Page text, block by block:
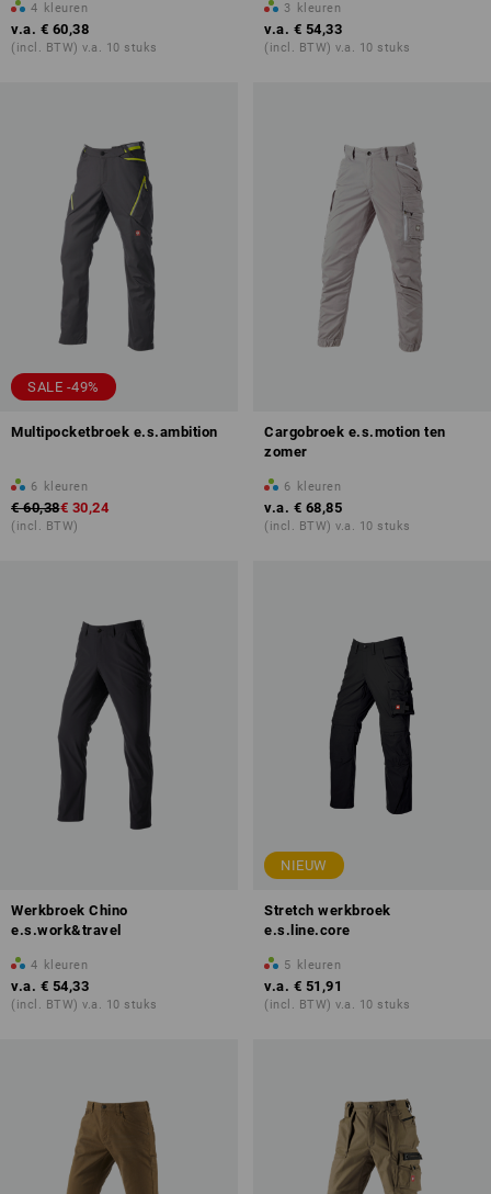
4 kleuren
v.a. € 60,38
(incl. BTW) v.a. 10 stuks
3 kleuren
v.a. € 54,33
(incl. BTW) v.a. 10 stuks
SALE -49%
Multipocketbroek e.s.ambition
6 kleuren
€ 60,38€ 30,24
(incl. BTW)
Cargobroek e.s.motion ten
zomer
6 kleuren
v.a. € 68,85
(incl. BTW) v.a. 10 stuks
Werkbroek Chino
e.s.work&travel
4 kleuren
v.a. € 54,33
(incl. BTW) v.a. 10 stuks
NIEUW
Stretch werkbroek
e.s.line.core
5 kleuren
v.a. € 51,91
(incl. BTW) v.a. 10 stuks